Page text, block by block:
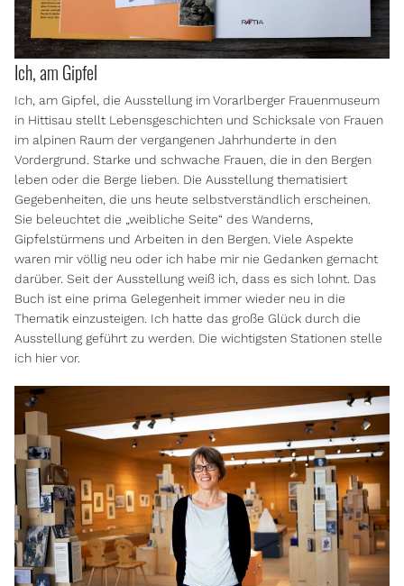
Ich, am Gipfel
Ich, am Gipfel, die Ausstellung im Vorarlberger Frauenmuseum
in Hittisau stellt Lebensgeschichten und Schicksale von Frauen
im alpinen Raum der vergangenen Jahrhunderte in den
Vordergrund. Starke und schwache Frauen, die in den Bergen
leben oder die Berge lieben. Die Ausstellung thematisiert
Gegebenheiten, die uns heute selbstverständlich erscheinen.
Sie beleuchtet die „weibliche Seite“ des Wanderns,
Gipfelstürmens und Arbeiten in den Bergen. Viele Aspekte
waren mir völlig neu oder ich habe mir nie Gedanken gemacht
darüber. Seit der Ausstellung weiß ich, dass es sich lohnt. Das
Buch ist eine prima Gelegenheit immer wieder neu in die
Thematik einzusteigen. Ich hatte das große Glück durch die
Ausstellung geführt zu werden. Die wichtigsten Stationen stelle
ich hier vor.